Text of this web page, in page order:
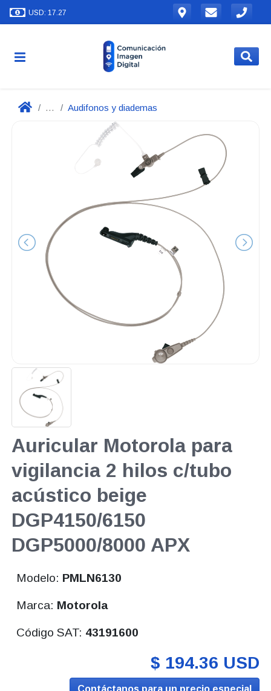
USD: 17.27
... Audifonos y diademas
Auricular Motorola para
vigilancia 2 hilos c/tubo
acústico beige
DGP4150/6150
DGP5000/8000 APX
Modelo: PMLN6130
Marca: Motorola
Código SAT: 43191600
$ 194.36 USD